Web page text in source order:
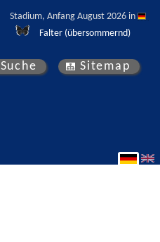
Stadium, Anfang August 2026 in
Falter (übersommernd)
Suche Sitemap